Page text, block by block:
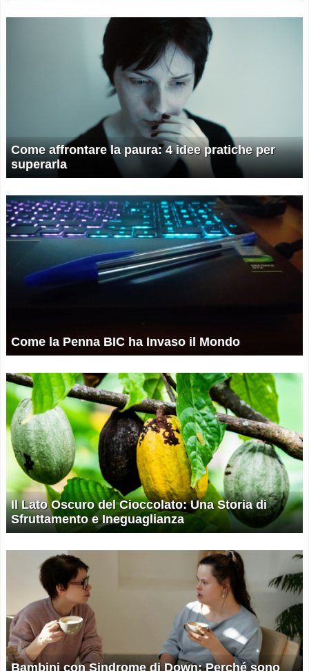
Come affrontare la paura: 4 idee pratiche per
superarla
Come la Penna BIC ha Invaso il Mondo
Il Lato Oscuro del Cioccolato: Una Storia di
Sfruttamento e Ineguaglianza
Bambini con Sindrome di Down: Perché sono